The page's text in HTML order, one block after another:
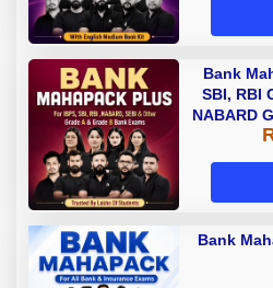
Bank
SBI, RBI
NABARD
A &
Bank